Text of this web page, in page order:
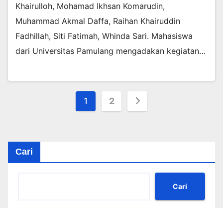
Khairulloh, Mohamad Ikhsan Komarudin,
Muhammad Akmal Daffa, Raihan Khairuddin
Fadhillah, Siti Fatimah, Whinda Sari. Mahasiswa
dari Universitas Pamulang mengadakan kegiatan…
Paginasi
1 2
Cari
Cari